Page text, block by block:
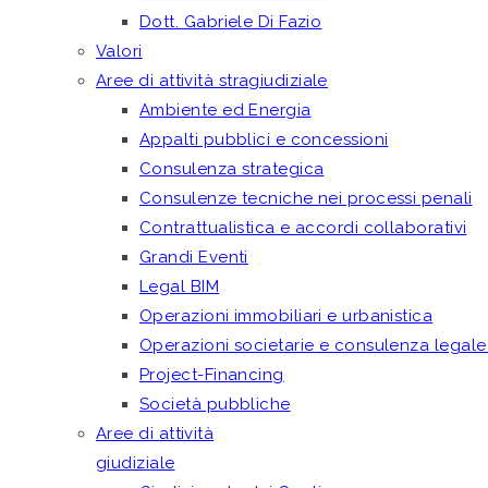
Dott. Gabriele Di Fazio
Valori
Aree di attività stragiudiziale
Ambiente ed Energia
Appalti pubblici e concessioni
Consulenza strategica
Consulenze tecniche nei processi penali
Contrattualistica e accordi collaborativi
Grandi Eventi
Legal BIM
Operazioni immobiliari e urbanistica
Operazioni societarie e consulenza legale
Project-Financing
Società pubbliche
Aree di attività
giudiziale